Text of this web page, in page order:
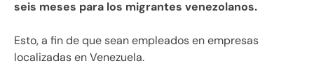
seis meses para los migrantes venezolanos.
Esto, a fin de que sean empleados en empresas
localizadas en Venezuela.